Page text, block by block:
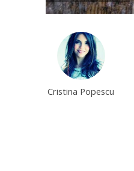
Cristina Popescu